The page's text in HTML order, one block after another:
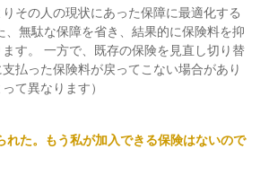
その人の現状にあった保障に最適化する
、無駄な保障を省き、結果的に保険料を抑
す。 一方で、既存の保険を見直し切り替
払った保険料が戻ってこない場合があり
て異なります）
れた。もう私が加入できる保険はないので